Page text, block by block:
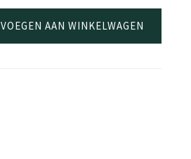
AAN WINKELWAGEN